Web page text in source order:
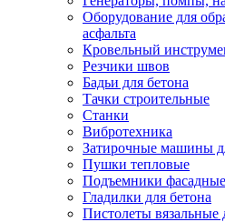
Оборудование для
асфальта
Кровельный
Резчики швов
Бадьи для бетона
Тачки строительные
Станки
Вибротехника
Затирочные машины
Пушки тепловые
Подъемники
Гладилки для бетона
Пистолеты вязальные